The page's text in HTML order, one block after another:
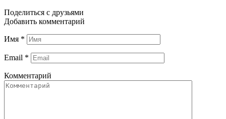
Поделиться с друзьями
Добавить комментарий
Имя *
Email *
Комментарий